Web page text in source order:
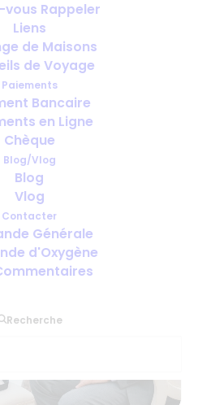
vous Rappeler
Liens
de Maisons
de Voyage
Paiements
Bancaire
en Ligne
Chèque
Blog/Vlog
Blog
Vlog
Contacter
Générale
d'Oxygène
Recherche
avec oxygène
il prévoir avant